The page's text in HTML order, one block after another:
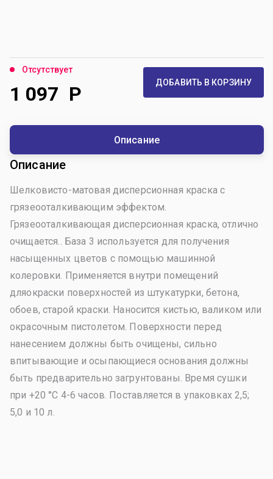
Отсутствует
1 097 Р ДОБАВИТЬ В КОРЗИНУ
Описание
Описание
Шелковисто-матовая дисперсионная краска с
грязеооталкивающим эффектом.
Грязеооталкивающая дисперсионная краска, отлично
очищается.. База 3 используется для получения
насыщенных цветов с помощью машинной
колеровки. Применяется внутри помещений
дляокраски поверхностей из штукатурки, бетона,
обоев, старой краски. Наносится кистью, валиком или
окрасочным пистолетом. Поверхности перед
нанесением должны быть очищены, сильно
впитывающие и осыпающиеся основания должны
быть предварительно загрунтованы. Время сушки
при +20 °C 4-6 часов. Поставляется в упаковках 2,5;
5,0 и 10 л.